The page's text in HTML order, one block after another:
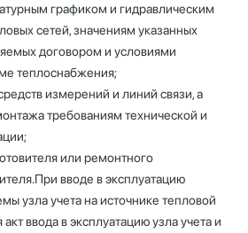
графиком и гидравлическим
сетей, значениям указанных
договором и условиями
теплоснабжения;
измерений и линий связи, а
требованиям технической и
или ремонтного
вводе в эксплуатацию
узла учета на источнике тепловой
ввода в эксплуатацию узла учета и